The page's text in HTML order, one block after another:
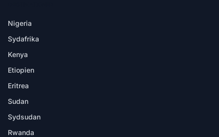
Nigeria
Sydafrika
Kenya
Etiopien
Eritrea
Sudan
Sydsudan
Rwanda